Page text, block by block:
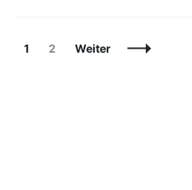
Beitragsnavigation
Seite
1 Seite
2 Weiter